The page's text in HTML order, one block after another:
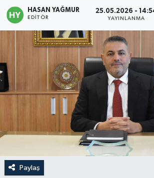
HASAN YAĞMUR
EDITÖR
25.05.2026 -
YAYINLANMA
Paylaş
Kültür & Sanat
Magazin
Politika
Sağlık
Yaşam
Son Dakika Haberleri
Haber Arşivi